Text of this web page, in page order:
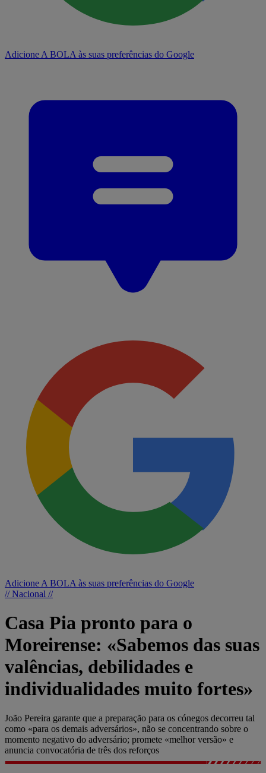
Adicione A BOLA às suas preferências do Google
Adicione A BOLA às suas preferências do Google
// Nacional //
Casa Pia pronto para o
Moreirense: «Sabemos das suas
valências, debilidades e
individualidades muito fortes»
João Pereira garante que a preparação para os cónegos decorreu tal
como «para os demais adversários», não se concentrando sobre o
momento negativo do adversário; promete «melhor versão» e
anuncia convocatória de três dos reforços